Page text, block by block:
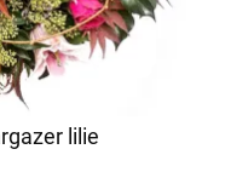
lilie